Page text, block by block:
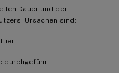
Dauer und der
Ursachen sind:
durchgeführt.